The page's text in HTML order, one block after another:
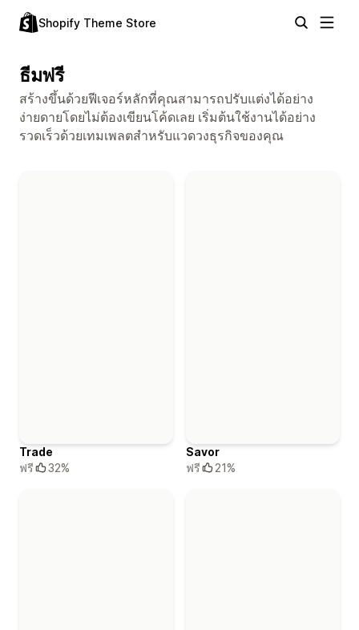
Shopify Theme Store
ธีมฟรี
สร้างขึ้นด้วยฟีเจอร์หลักที่คุณสามารถปรับแต่งได้อย่าง
ง่ายดายโดยไม่ต้องเขียนโค้ดเลย เริ่มต้นใช้งานได้อย่าง
รวดเร็วด้วยเทมเพลตสำหรับแวดวงธุรกิจของคุณ
Trade
ฟรี
32%
Savor
ฟรี
21%